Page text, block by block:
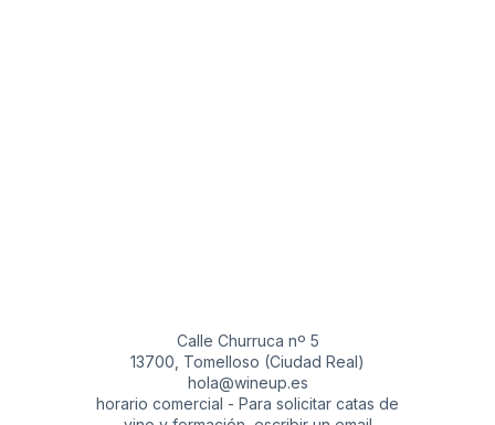
Calle Churruca nº 5
13700, Tomelloso (Ciudad Real)
hola@wineup.es
horario comercial - Para solicitar catas de